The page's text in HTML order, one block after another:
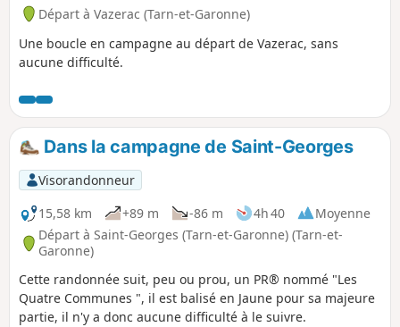
Départ à Vazerac (Tarn-et-Garonne)
Une boucle en campagne au départ de Vazerac, sans
aucune difficulté.
Dans la campagne de Saint-Georges
Visorandonneur
15,58 km
+89 m -86 m 4h 40
Moyenne
Départ à Saint-Georges (Tarn-et-Garonne) (Tarn-et-
Garonne)
Cette randonnée suit, peu ou prou, un PR® nommé "Les
Quatre Communes ", il est balisé en Jaune pour sa majeure
partie, il n'y a donc aucune difficulté à le suivre.